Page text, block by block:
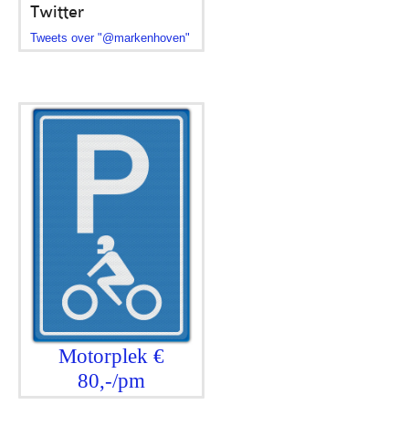
Twitter
Tweets over "@markenhoven"
Motorplek €
80,-/pm